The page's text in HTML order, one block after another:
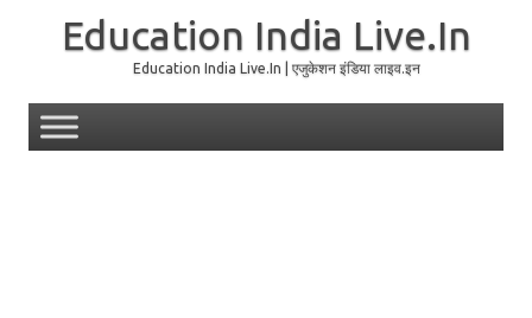
Education India Live.In
Education India Live.In | एजुकेशन इंडिया लाइव.इन